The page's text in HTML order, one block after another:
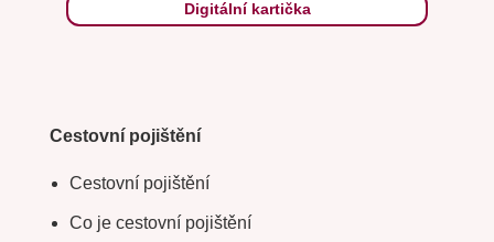
Digitální kartička
Cestovní pojištění
Cestovní pojištění
Co je cestovní pojištění